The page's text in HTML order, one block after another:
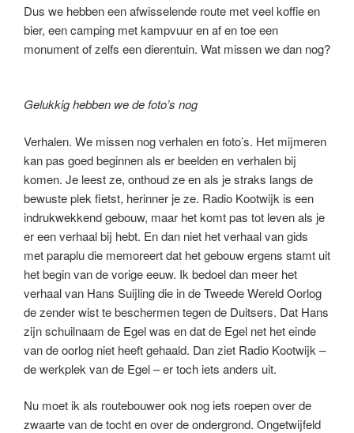
Dus we hebben een afwisselende route met veel koffie en
bier, een camping met kampvuur en af en toe een
monument of zelfs een dierentuin. Wat missen we dan nog?
Gelukkig hebben we de foto’s nog
Verhalen. We missen nog verhalen en foto’s. Het mijmeren
kan pas goed beginnen als er beelden en verhalen bij
komen. Je leest ze, onthoud ze en als je straks langs de
bewuste plek fietst, herinner je ze. Radio Kootwijk is een
indrukwekkend gebouw, maar het komt pas tot leven als je
er een verhaal bij hebt. En dan niet het verhaal van gids
met paraplu die memoreert dat het gebouw ergens stamt uit
het begin van de vorige eeuw. Ik bedoel dan meer het
verhaal van Hans Suijling die in de Tweede Wereld Oorlog
de zender wist te beschermen tegen de Duitsers. Dat Hans
zijn schuilnaam de Egel was en dat de Egel net het einde
van de oorlog niet heeft gehaald. Dan ziet Radio Kootwijk –
de werkplek van de Egel – er toch iets anders uit.
Nu moet ik als routebouwer ook nog iets roepen over de
zwaarte van de tocht en over de ondergrond. Ongetwijfeld